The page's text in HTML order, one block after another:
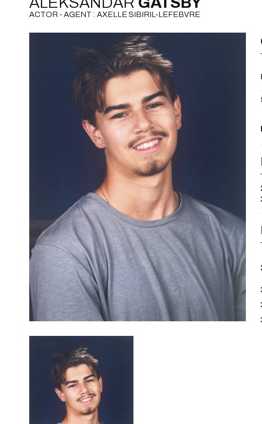
ACTOR - AGENT : AXELLE SIBIRIL-LEFEBVRE